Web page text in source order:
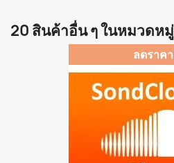
20 สินค้าอื่น ๆ ในหมวดห
ลดราค